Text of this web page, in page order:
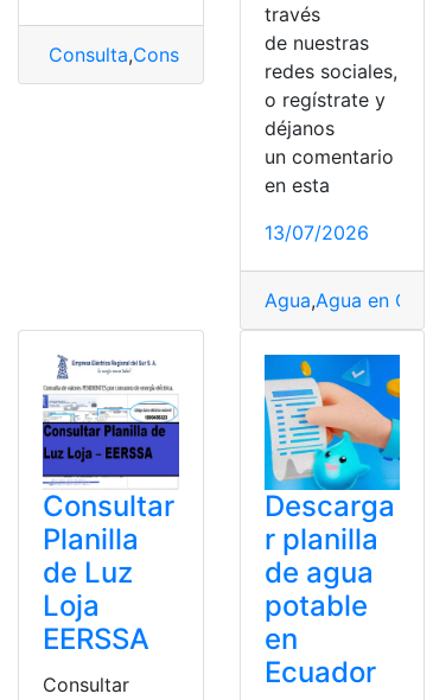
Consulta,Consulta Consultar planilla de luz
través
de nuestras
redes sociales,
o regístrate y
déjanos
un comentario
en esta
13/07/2026
Agua,Agua en Quito
Consultar
Planilla
de Luz
Loja
EERSSA
Consultar
Descarga
r planilla
de agua
potable
en
Ecuador